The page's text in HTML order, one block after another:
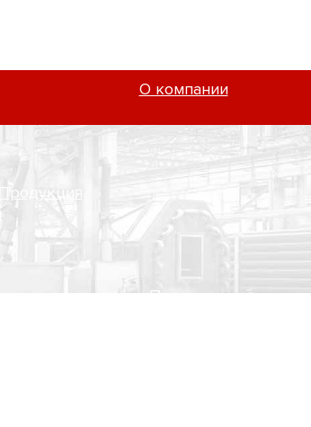
О компании
Продукция
Проекты